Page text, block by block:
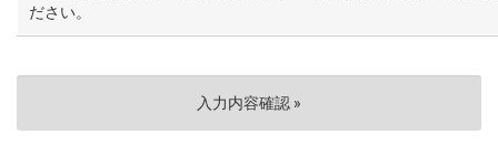
ださい。